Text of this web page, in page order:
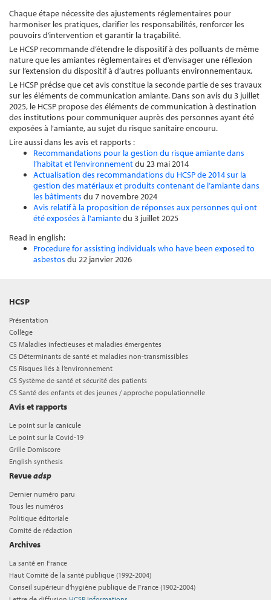
Chaque étape nécessite des ajustements réglementaires pour
harmoniser les pratiques, clarifier les responsabilités, renforcer les
pouvoirs d’intervention et garantir la traçabilité.
Le HCSP recommande d’étendre le dispositif à des polluants de même
nature que les amiantes réglementaires et d’envisager une réflexion
sur l’extension du dispositif à d’autres polluants environnementaux.
Le HCSP précise que cet avis constitue la seconde partie de ses travaux
sur les éléments de communication amiante. Dans son avis du 3 juillet
2025, le HCSP propose des éléments de communication à destination
des institutions pour communiquer auprès des personnes ayant été
exposées à l’amiante, au sujet du risque sanitaire encouru.
Lire aussi dans les avis et rapports :
Recommandations pour la gestion du risque amiante dans
l’habitat et l’environnementdu 23 mai 2014
Actualisation des recommandations du HCSP de 2014 sur la
gestion des matériaux et produits contenant de l’amiante dans
les bâtiments du 7 novembre 2024
Avis relatif à la proposition de réponses aux personnes qui ont
été exposées à l'amiantedu 3 juillet 2025
Read in english:
Procedure for assisting individuals who have been exposed to
asbestos du 22 janvier 2026
HCSP
Présentation
Collège
CS Maladies infectieuses et maladies émergentes
CS Déterminants de santé et maladies non-transmissibles
CS Risques liés à l’environnement
CS Système de santé et sécurité des patients
CS Santé des enfants et des jeunes / approche populationnelle
Avis et rapports
Le point sur la canicule
Le point sur la Covid-19
Grille Domiscore
English synthesis
Revueadsp
Dernier numéro paru
Tous les numéros
Politique éditoriale
Comité de rédaction
Archives
La santé en France
Haut Comité de la santé publique (1992-2004)
Conseil supérieur d'hygiène publique de France (1902-2004)